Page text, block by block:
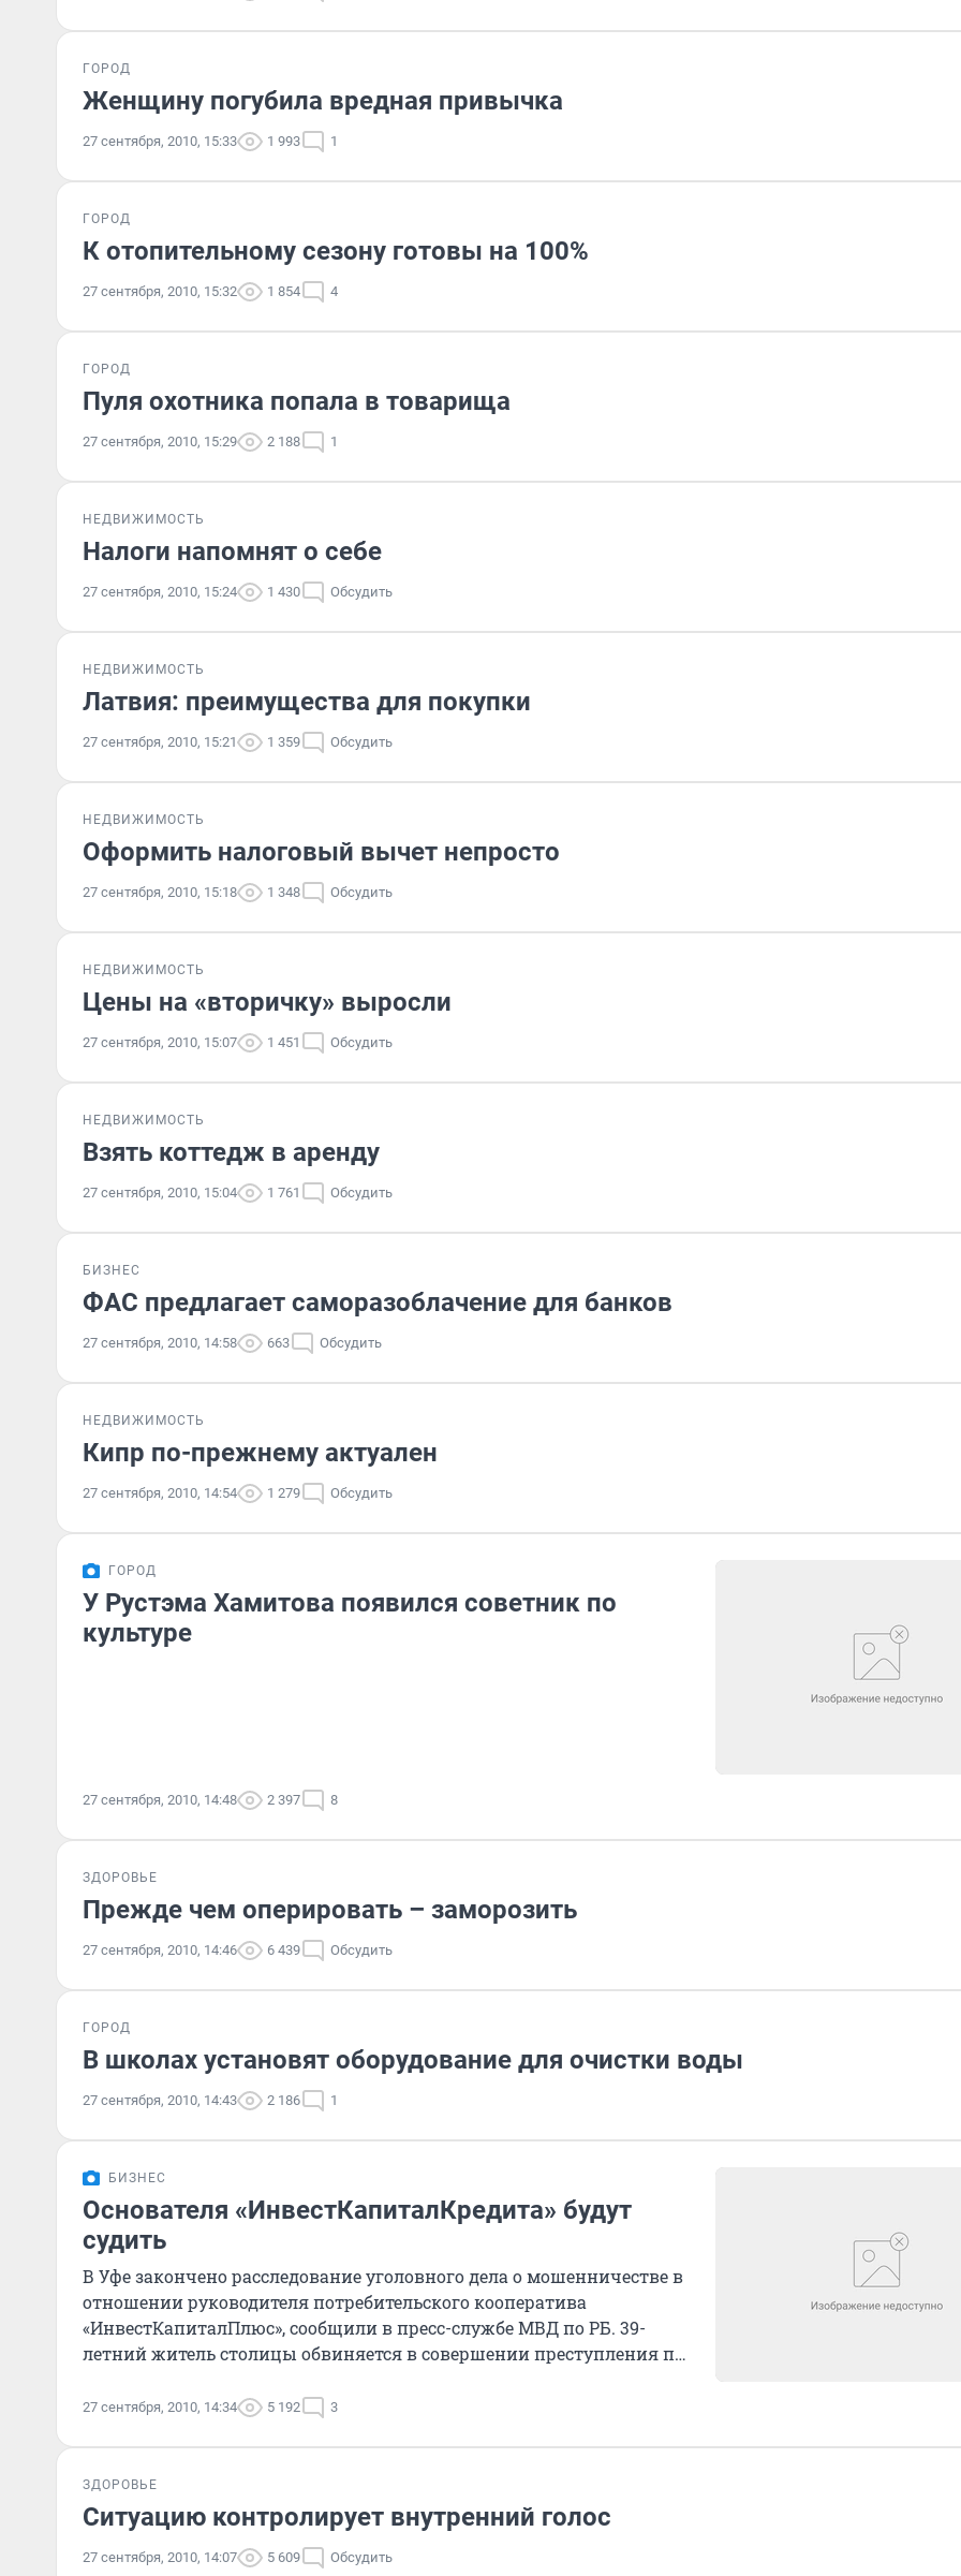
ГОРОД
Женщину погубила вредная привычка
27 сентября, 2010, 15:33 1 993 1
ГОРОД
К отопительному сезону готовы на 100%
27 сентября, 2010, 15:32 1 854 4
ГОРОД
Пуля охотника попала в товарища
27 сентября, 2010, 15:29 2 188 1
НЕДВИЖИМОСТЬ
Налоги напомнят о себе
27 сентября, 2010, 15:24 1 430 Обсудить
НЕДВИЖИМОСТЬ
Латвия: преимущества для покупки
27 сентября, 2010, 15:21 1 359 Обсудить
НЕДВИЖИМОСТЬ
Оформить налоговый вычет непросто
27 сентября, 2010, 15:18 1 348 Обсудить
НЕДВИЖИМОСТЬ
Цены на «вторичку» выросли
27 сентября, 2010, 15:07 1 451 Обсудить
НЕДВИЖИМОСТЬ
Взять коттедж в аренду
27 сентября, 2010, 15:04 1 761 Обсудить
БИЗНЕС
ФАС предлагает саморазоблачение для банков
27 сентября, 2010, 14:58 663 Обсудить
НЕДВИЖИМОСТЬ
Кипр по-прежнему актуален
27 сентября, 2010, 14:54 1 279 Обсудить
ГОРОД
У Рустэма Хамитова появился советник по
культуре
27 сентября, 2010, 14:48 2 397 8
ЗДОРОВЬЕ
Прежде чем оперировать – заморозить
27 сентября, 2010, 14:46 6 439 Обсудить
ГОРОД
В школах установят оборудование для очистки воды
27 сентября, 2010, 14:43 2 186 1
БИЗНЕС
Основателя «ИнвестКапиталКредита» будут
судить
В Уфе закончено расследование уголовного дела о мошенничестве в
отношении руководителя потребительского кооператива
«ИнвестКапиталПлюс», сообщили в пресс-службе МВД по РБ. 39-
летний житель столицы обвиняется в совершении преступления по
27 сентября, 2010, 14:34 5 192 3
ЗДОРОВЬЕ
Ситуацию контролирует внутренний голос
27 сентября, 2010, 14:07 5 609 Обсудить